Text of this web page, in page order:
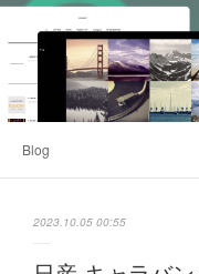
Blog
2023.10.05 00:55